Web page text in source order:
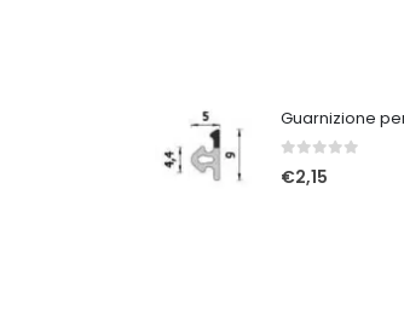
Su 5
€2,15